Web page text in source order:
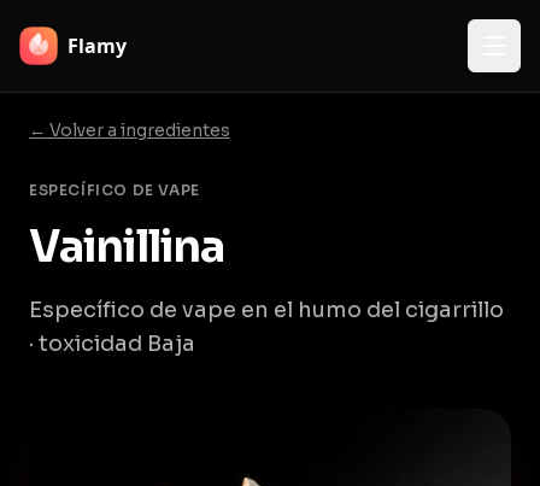
Flamy
← Volver a ingredientes
ESPECÍFICO DE VAPE
Vainillina
Específico de vape en el humo del cigarrillo
· toxicidad Baja